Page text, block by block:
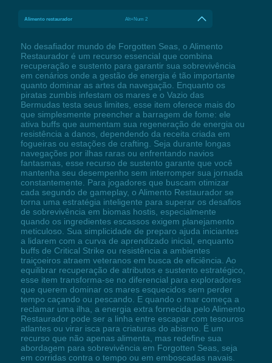
Alimento restaurador Alt+Num 2
No desafiador mundo de Forgotten Seas, o Alimento
Restaurador é um recurso essencial que combina
recuperação e sustento para garantir sua sobrevivência
em cenários onde a gestão de energia é tão importante
quanto dominar as artes da navegação. Enquanto os
piratas zumbis infestam os mares e o Vazio das
Bermudas testa seus limites, esse item oferece mais do
que simplesmente preencher a barragem de fome: ele
ativa buffs que aumentam sua regeneração de energia ou
resistência a danos, dependendo da receita criada em
fogueiras ou estações de crafting. Seja durante longas
navegações por ilhas raras ou enfrentando navios
fantasmas, esse recurso de sustento garante que você
mantenha seu desempenho sem interromper sua jornada
constantemente. Para jogadores que buscam otimizar
cada segundo de gameplay, o Alimento Restaurador se
torna uma estratégia inteligente para superar os desafios
de sobrevivência em biomas hostis, especialmente
quando os ingredientes escassos exigem planejamento
meticuloso. Sua simplicidade de preparo ajuda iniciantes
a lidarem com a curva de aprendizado inicial, enquanto
buffs de Critical Strike ou resistência a ambientes
traiçoeiros atraem veteranos em busca de eficiência. Ao
equilibrar recuperação de atributos e sustento estratégico,
esse item transforma-se no diferencial para exploradores
que querem dominar os mares esquecidos sem perder
tempo caçando ou pescando. E quando o mar começa a
reclamar uma ilha, a energia extra fornecida pelo Alimento
Restaurador pode ser a linha entre escapar com tesouros
atlantes ou virar isca para criaturas do abismo. É um
recurso que não apenas alimenta, mas redefine sua
abordagem para sobrevivência em Forgotten Seas, seja
em corridas contra o tempo ou em emboscadas navais.